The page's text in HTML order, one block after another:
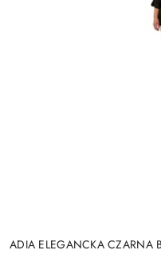
ADIA ELEGANCKA CZARNA